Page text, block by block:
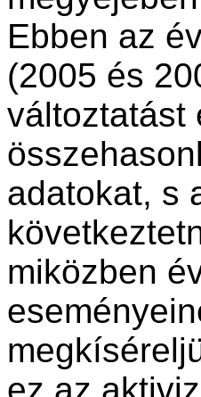
Ebben az
(2005 és
változtatást
adatokat, s
miközben